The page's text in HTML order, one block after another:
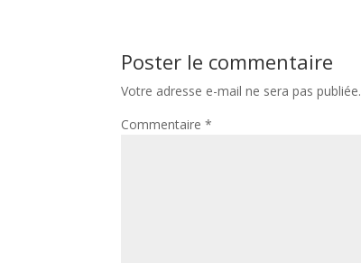
Poster le commentaire
Votre adresse e-mail ne sera pas publiée.
Commentaire*